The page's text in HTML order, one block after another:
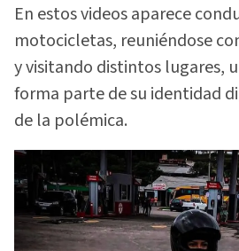
En estos videos aparece
motocicletas, reuniéndose
y visitando distintos lugares,
forma parte de su identidad
de la polémica.